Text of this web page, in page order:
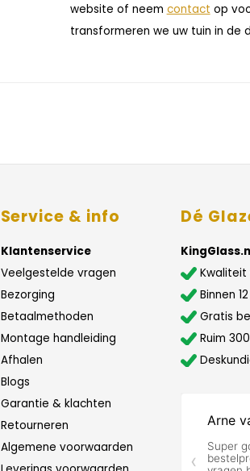
website of neem contact op
transformeren we uw tuin in de
Service & info
Klantenservice
Veelgestelde vragen
Bezorging
Betaalmethoden
Montage handleiding
Afhalen
Blogs
Garantie & klachten
Retourneren
Algemene voorwaarden
Dé
Kwaliteit
Binnen
Gratis
Ruim